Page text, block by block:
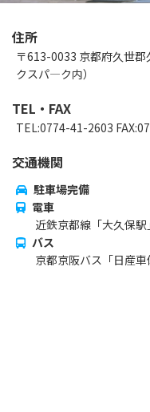
住所
〒613-0033 京都府久世
クスパ―ク内）
TEL・FAX
TEL:0774-41-2603
交通機関
駐車場完備
電車
近鉄京都線「大久保
バス
京都京阪バス「日産